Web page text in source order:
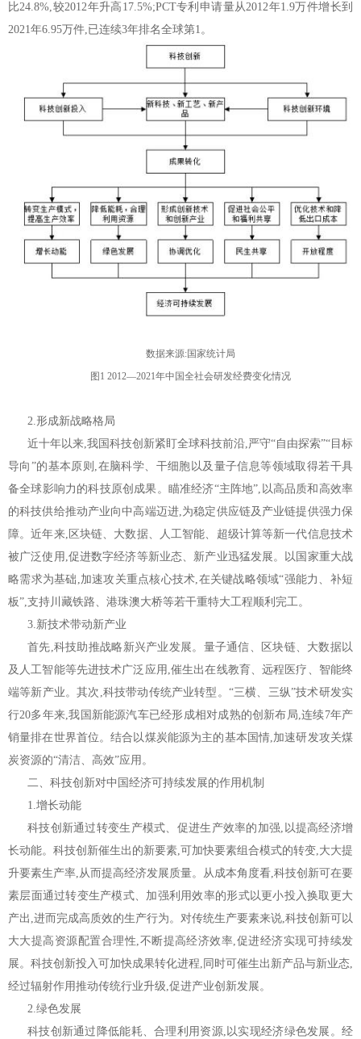
比24.8%,较2012年升高17.5%;PCT专利申请量从2012年1.9万件增长到
2021年6.95万件,已连续3年排名全球第1。
数据来源:国家统计局
图1 2012—2021年中国全社会研发经费变化情况
2.形成新战略格局
近十年以来,我国科技创新紧盯全球科技前沿,严守“自由探索”“目标
导向”的基本原则,在脑科学、干细胞以及量子信息等领域取得若干具
备全球影响力的科技原创成果。瞄准经济“主阵地”,以高品质和高效率
的科技供给推动产业向中高端迈进,为稳定供应链及产业链提供强力保
障。近年来,区块链、大数据、人工智能、超级计算等新一代信息技术
被广泛使用,促进数字经济等新业态、新产业迅猛发展。以国家重大战
略需求为基础,加速攻关重点核心技术,在关键战略领域“强能力、补短
板”,支持川藏铁路、港珠澳大桥等若干重特大工程顺利完工。
3.新技术带动新产业
首先,科技助推战略新兴产业发展。量子通信、区块链、大数据以
及人工智能等先进技术广泛应用,催生出在线教育、远程医疗、智能终
端等新产业。其次,科技带动传统产业转型。“三横、三纵”技术研发实
行20多年来,我国新能源汽车已经形成相对成熟的创新布局,连续7年产
销量排在世界首位。结合以煤炭能源为主的基本国情,加速研发攻关煤
炭资源的“清洁、高效”应用。
二、科技创新对中国经济可持续发展的作用机制
1.增长动能
科技创新通过转变生产模式、促进生产效率的加强,以提高经济增
长动能。科技创新催生出的新要素,可加快要素组合模式的转变,大大提
升要素生产率,从而提高经济发展质量。从成本角度看,科技创新可在要
素层面通过转变生产模式、加强利用效率的形式以更小投入换取更大
产出,进而完成高质效的生产行为。对传统生产要素来说,科技创新可以
大大提高资源配置合理性,不断提高经济效率,促进经济实现可持续发
展。科技创新投入可加快成果转化进程,同时可催生出新产品与新业态,
经过辐射作用推动传统行业升级,促进产业创新发展。
2.绿色发展
科技创新通过降低能耗、合理利用资源,以实现经济绿色发展。经